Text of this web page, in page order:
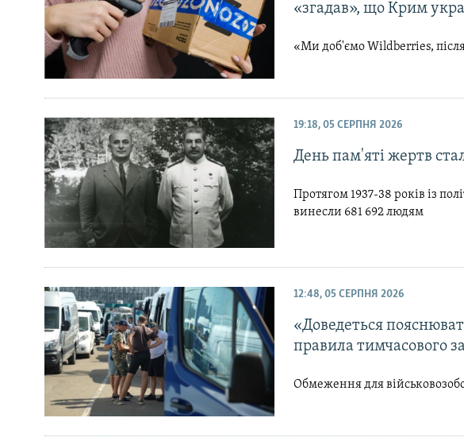
«згадав», що Крим
«Ми доб'ємо Wildberries,
19:18, 05 СЕРПНЯ 2026
День пам'яті жертв
Протягом 1937-38 років із
винесли 681 692 людям
12:48, 05 СЕРПНЯ 2026
«Доведеться
правила тимчасового
Обмеження для